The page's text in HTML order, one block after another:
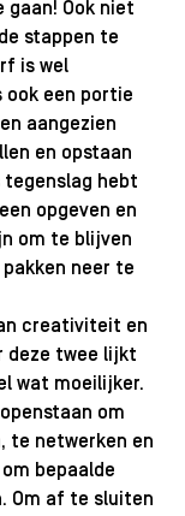
gaan! Ook niet
stappen te
is wel
ook een portie
aangezien
en opstaan
tegenslag hebt
opgeven en
om te blijven
neer te
creativiteit en
deze twee lijkt
wat moeilijker.
om
te netwerken en
bepaalde
Om af te sluiten